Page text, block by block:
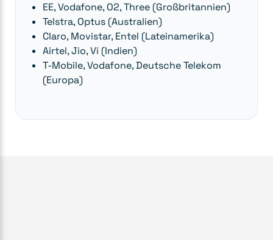
EE, Vodafone, O2, Three (Großbritannien)
Telstra, Optus (Australien)
Claro, Movistar, Entel (Lateinamerika)
Airtel, Jio, Vi (Indien)
T-Mobile, Vodafone, Deutsche Telekom
(Europa)